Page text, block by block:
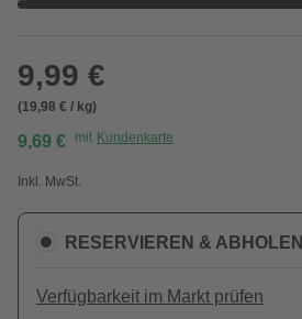
9,99 €
(19,98 € / kg)
9,69 € mit Kundenkarte
Inkl. MwSt.
RESERVIEREN & ABHOLEN
Verfügbarkeit im Markt prüfen